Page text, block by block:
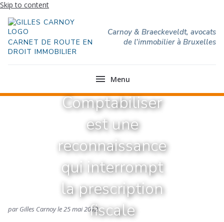
Skip to content
CARNET DE ROUTE EN
DROIT IMMOBILIER
Carnoy & Braeckeveldt, avocats
de l’immobilier à Bruxelles
menu Menu
Actu
Comptabiliser
est une
reconnaissance
qui interrompt
la prescription
fiscale
par Gilles Carnoy le 25 mai 2012